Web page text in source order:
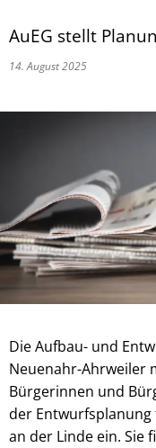
AuEG stellt
14. August 2025
Die Aufbau- und
Neuenahr-Ahrweiler
Bürgerinnen und
der Entwurfsplanung
an der Linde ein. Sie